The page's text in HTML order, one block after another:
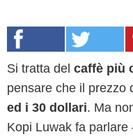
Si tratta del caffè più
pensare che il prezzo
ed i 30 dollari. Ma
Kopi Luwak fa